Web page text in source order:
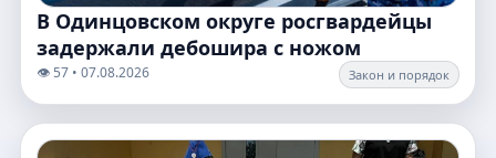
В Одинцовском округе росгвардейцы
задержали дебошира с ножом
👁️ 57 • 07.08.2026 Закон и порядок